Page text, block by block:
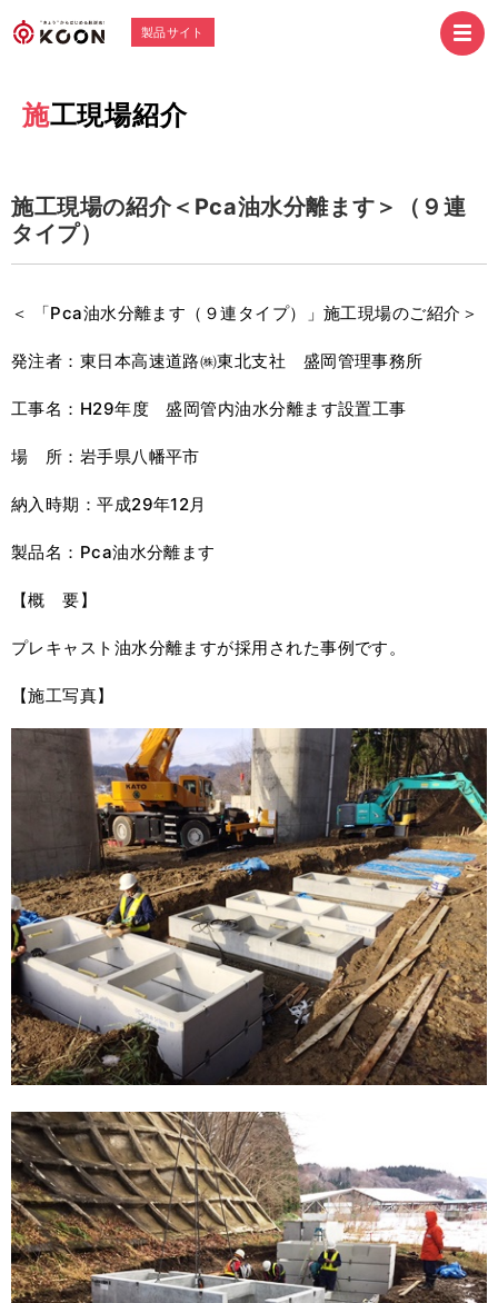
製品サイト
施工現場紹介
施工現場の紹介＜Pca油水分離ます＞（９連
タイプ）
＜ 「Pca油水分離ます（９連タイプ）」施工現場のご紹介＞
発注者：東日本高速道路㈱東北支社 盛岡管理事務所
工事名：H29年度 盛岡管内油水分離ます設置工事
場 所：岩手県八幡平市
納入時期：平成29年12月
製品名：Pca油水分離ます
【概 要】
プレキャスト油水分離ますが採用された事例です。
【施工写真】